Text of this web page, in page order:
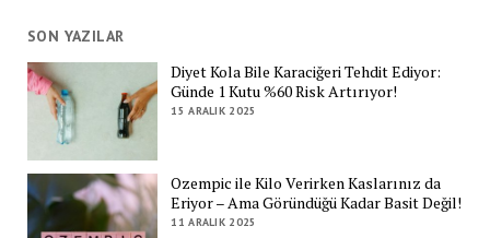
SON YAZILAR
Diyet Kola Bile Karaciğeri Tehdit Ediyor:
Günde 1 Kutu %60 Risk Artırıyor!
15 ARALIK 2025
Ozempic ile Kilo Verirken Kaslarınız da
Eriyor – Ama Göründüğü Kadar Basit Değil!
11 ARALIK 2025